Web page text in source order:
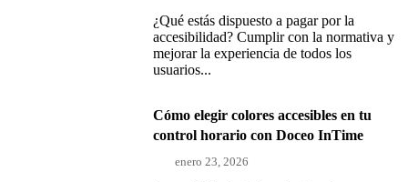
¿Qué estás dispuesto a pagar por la
accesibilidad? Cumplir con la normativa y
mejorar la experiencia de todos los
usuarios...
Cómo elegir colores accesibles en tu
control horario con Doceo InTime
enero 23, 2026